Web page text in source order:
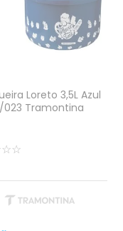
Loreto 3,5L Azul
023 Tramontina
☆☆